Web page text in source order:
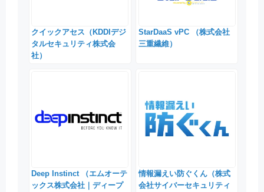
クイックアセス（KDDIデジ
タルセキュリティ株式会
社）
StarDaaS vPC （株式会社
三重繊維）
Deep Instinct （エムオーテ
ックス株式会社｜ディープ
情報漏えい防ぐくん（株式
会社サイバーセキュリティ